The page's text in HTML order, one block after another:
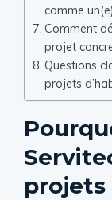
comme
Comment
projet
Questions
projets
projets